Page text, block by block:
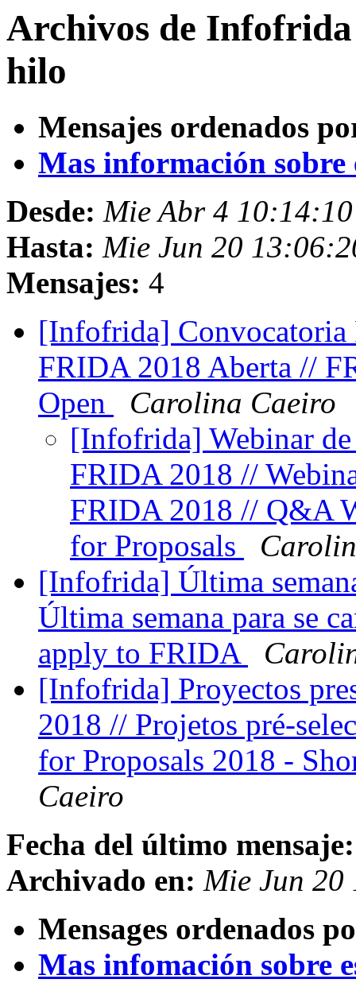
Archivos de
hilo
Mensajes ordenados
Mas información sobre
Desde: Mie Abr 4
Hasta: Mie Jun 20
Mensajes: 4
[Infofrida] Convocatoria
FRIDA 2018 Aberta //
Open
Carolina Caeiro
[Infofrida] Webinar
FRIDA 2018 //
FRIDA 2018 // Q&A
for Proposals
[Infofrida] Última
Última semana para se
apply to FRIDA
[Infofrida] Proyectos
2018 // Projetos pré-
for Proposals 2018 -
Caeiro
Fecha del último mensaje:
Archivado en: Mie Jun 20
Mensages ordenados
Mas infomación sobre